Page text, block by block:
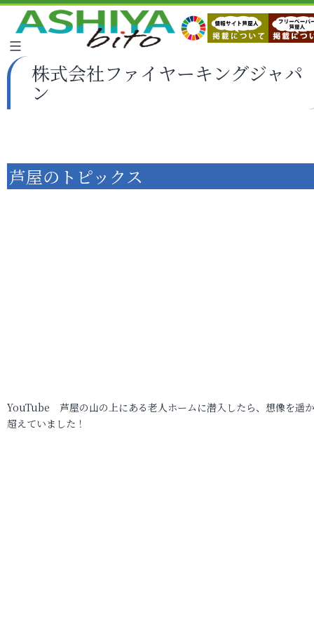
株式会社ファイヤーキングジャパ
ン
芦屋のトピックス
YouTube 芦屋の山の上にある老人ホームに潜入したら、想像を遥
超えていました！